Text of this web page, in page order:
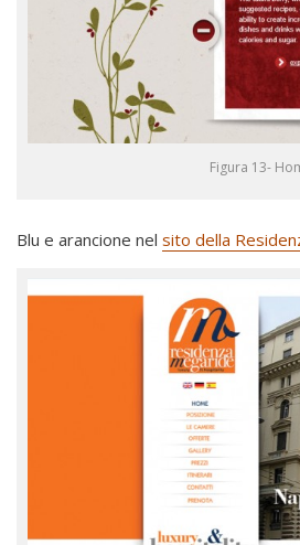
Figura 13-
Blu e arancione nel sito della